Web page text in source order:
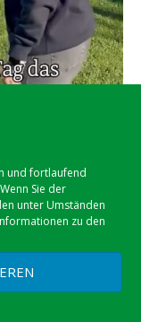
und fortlaufend
Sie der
unter Umständen
zu den